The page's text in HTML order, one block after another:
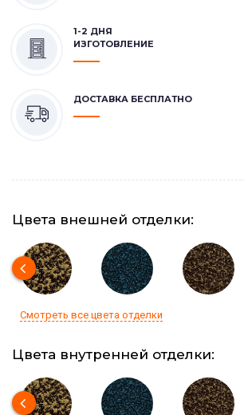
1-2 ДНЯ
ИЗГОТОВЛЕНИЕ
ДОСТАВКА БЕСПЛАТНО
Цвета внешней отделки:
Смотреть все цвета отделки
Цвета внутренней отделки: